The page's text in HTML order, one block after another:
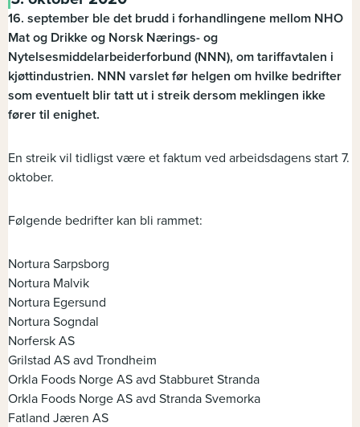
16. september ble det brudd i forhandlingene mellom NHO
Mat og Drikke og Norsk Nærings- og
Nytelsesmiddelarbeiderforbund (NNN), om tariffavtalen i
kjøttindustrien. NNN varslet før helgen om hvilke bedrifter
som eventuelt blir tatt ut i streik dersom meklingen ikke
fører til enighet.
En streik vil tidligst være et faktum ved arbeidsdagens start 7.
oktober.
Følgende bedrifter kan bli rammet:
Nortura Sarpsborg
Nortura Malvik
Nortura Egersund
Nortura Sogndal
Norfersk AS
Grilstad AS avd Trondheim
Orkla Foods Norge AS avd Stabburet Stranda
Orkla Foods Norge AS avd Stranda Svemorka
Fatland Jæren AS